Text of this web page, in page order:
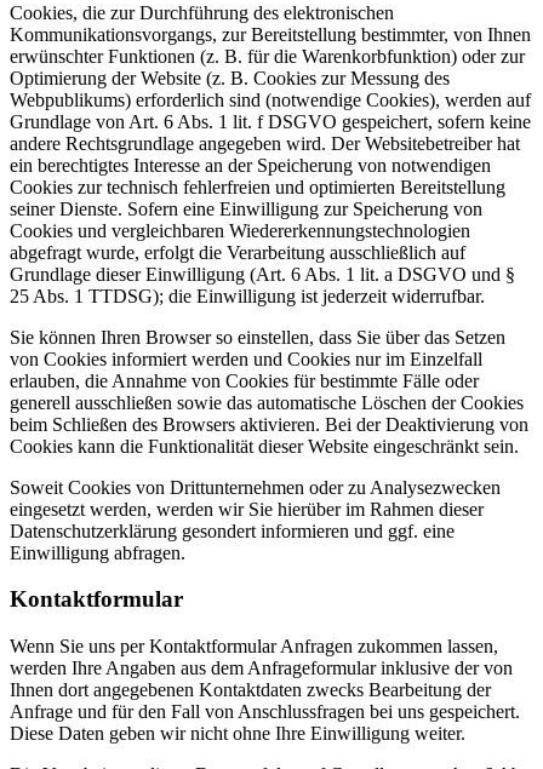
Cookies, die zur Durchführung des elektronischen
Kommunikationsvorgangs, zur Bereitstellung bestimmter, von Ihnen
erwünschter Funktionen (z. B. für die Warenkorbfunktion) oder zur
Optimierung der Website (z. B. Cookies zur Messung des
Webpublikums) erforderlich sind (notwendige Cookies), werden auf
Grundlage von Art. 6 Abs. 1 lit. f DSGVO gespeichert, sofern keine
andere Rechtsgrundlage angegeben wird. Der Websitebetreiber hat
ein berechtigtes Interesse an der Speicherung von notwendigen
Cookies zur technisch fehlerfreien und optimierten Bereitstellung
seiner Dienste. Sofern eine Einwilligung zur Speicherung von
Cookies und vergleichbaren Wiedererkennungstechnologien
abgefragt wurde, erfolgt die Verarbeitung ausschließlich auf
Grundlage dieser Einwilligung (Art. 6 Abs. 1 lit. a DSGVO und §
25 Abs. 1 TTDSG); die Einwilligung ist jederzeit widerrufbar.
Sie können Ihren Browser so einstellen, dass Sie über das Setzen
von Cookies informiert werden und Cookies nur im Einzelfall
erlauben, die Annahme von Cookies für bestimmte Fälle oder
generell ausschließen sowie das automatische Löschen der Cookies
beim Schließen des Browsers aktivieren. Bei der Deaktivierung von
Cookies kann die Funktionalität dieser Website eingeschränkt sein.
Soweit Cookies von Drittunternehmen oder zu Analysezwecken
eingesetzt werden, werden wir Sie hierüber im Rahmen dieser
Datenschutzerklärung gesondert informieren und ggf. eine
Einwilligung abfragen.
Kontaktformular
Wenn Sie uns per Kontaktformular Anfragen zukommen lassen,
werden Ihre Angaben aus dem Anfrageformular inklusive der von
Ihnen dort angegebenen Kontaktdaten zwecks Bearbeitung der
Anfrage und für den Fall von Anschlussfragen bei uns gespeichert.
Diese Daten geben wir nicht ohne Ihre Einwilligung weiter.